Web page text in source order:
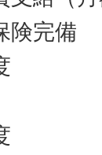
険完備